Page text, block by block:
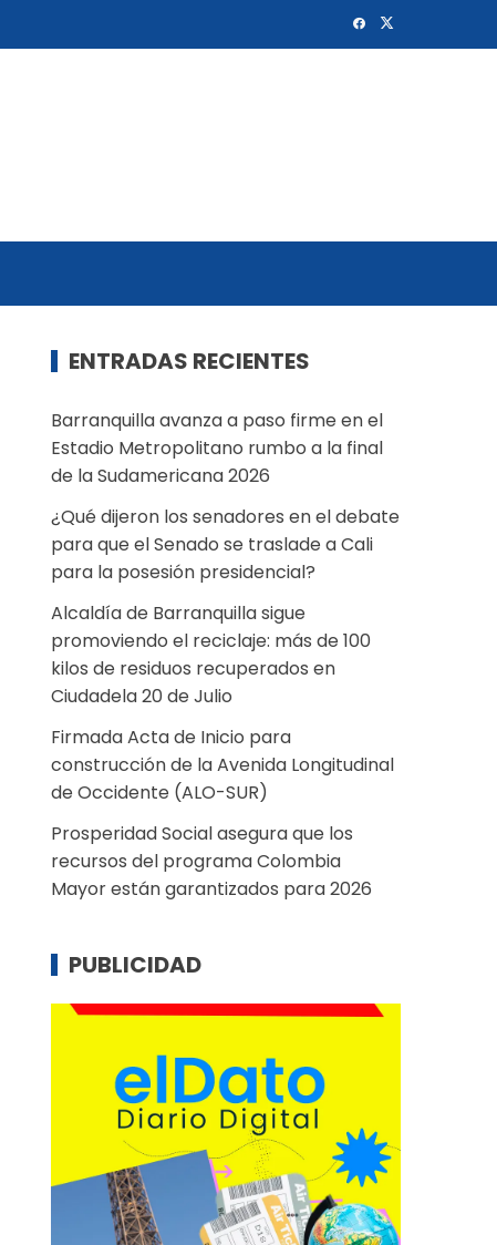
ENTRADAS RECIENTES
Barranquilla avanza a paso firme en el
Estadio Metropolitano rumbo a la final
de la Sudamericana 2026
¿Qué dijeron los senadores en el debate
para que el Senado se traslade a Cali
para la posesión presidencial?
Alcaldía de Barranquilla sigue
promoviendo el reciclaje: más de 100
kilos de residuos recuperados en
Ciudadela 20 de Julio
Firmada Acta de Inicio para
construcción de la Avenida Longitudinal
de Occidente (ALO-SUR)
Prosperidad Social asegura que los
recursos del programa Colombia
Mayor están garantizados para 2026
PUBLICIDAD